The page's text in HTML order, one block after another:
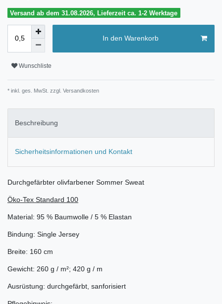
Versand ab dem 31.08.2026, Lieferzeit ca. 1-2 Werktage
In den Warenkorb
Wunschliste
* inkl. ges. MwSt. zzgl. Versandkosten
Beschreibung
Sicherheitsinformationen und Kontakt
Durchgefärbter olivfarbener Sommer Sweat
Öko-Tex Standard 100
Material: 95 % Baumwolle / 5 % Elastan
Bindung: Single Jersey
Breite: 160 cm
Gewicht: 260 g / m²; 420 g / m
Ausrüstung: durchgefärbt, sanforisiert